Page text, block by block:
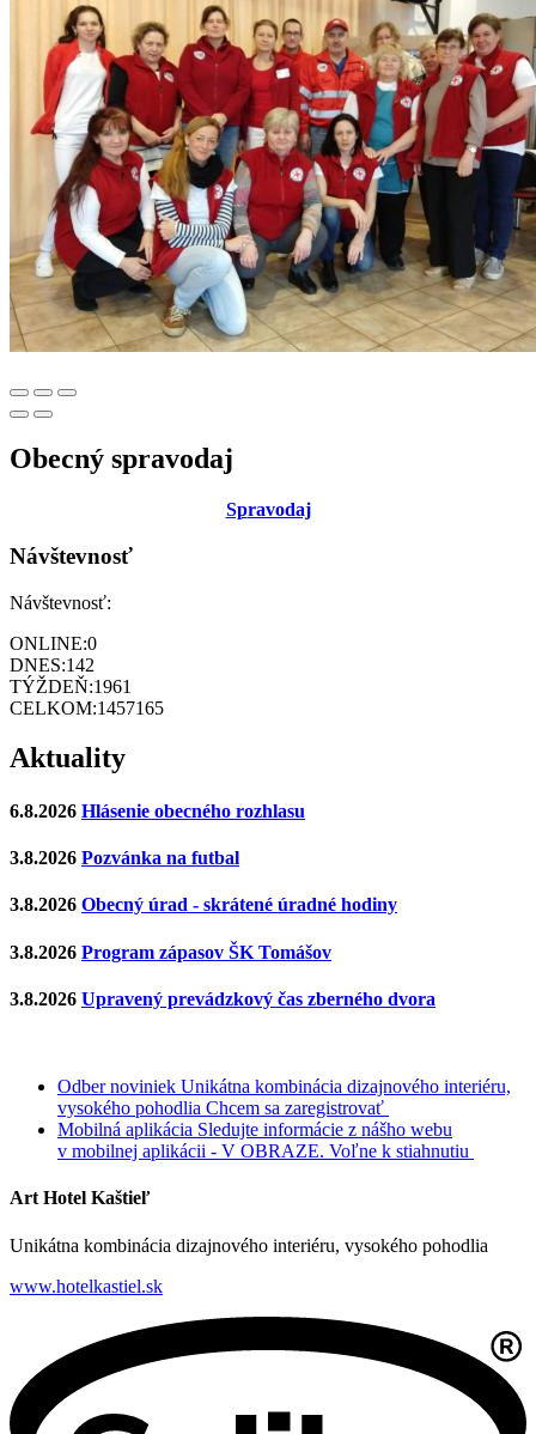
Obecný spravodaj
Spravodaj
Návštevnosť
Návštevnosť:
ONLINE:0
DNES:142
TÝŽDEŇ:1961
CELKOM:1457165
Aktuality
6.8.2026 Hlásenie obecného rozhlasu
3.8.2026 Pozvánka na futbal
3.8.2026 Obecný úrad - skrátené úradné hodiny
3.8.2026 Program zápasov ŠK Tomášov
3.8.2026 Upravený prevádzkový čas zberného dvora
Odber noviniek Unikátna kombinácia dizajnového interiéru,
vysokého pohodlia Chcem sa zaregistrovať
Mobilná aplikácia Sledujte informácie z nášho webu
v mobilnej aplikácii - V OBRAZE. Voľne k stiahnutiu
Art Hotel Kaštieľ
Unikátna kombinácia dizajnového interiéru, vysokého pohodlia
www.hotelkastiel.sk